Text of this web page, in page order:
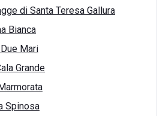
di Santa Teresa Gallura
Bianca
Mari
Grande
Spinosa